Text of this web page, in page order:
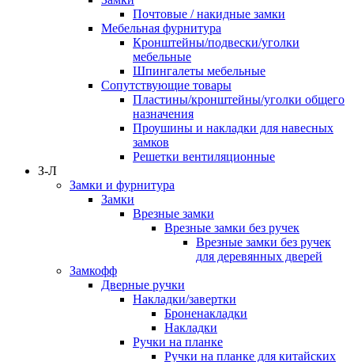
Почтовые / накидные замки
Мебельная фурнитура
Кронштейны/подвески/уголки
мебельные
Шпингалеты мебельные
Сопутствующие товары
Пластины/кронштейны/уголки общего
назначения
Проушины и накладки для навесных
замков
Решетки вентиляционные
З-Л
Замки и фурнитура
Замки
Врезные замки
Врезные замки без ручек
Врезные замки без ручек
для деревянных дверей
Замкофф
Дверные ручки
Накладки/завертки
Броненакладки
Накладки
Ручки на планке
Ручки на планке для китайских